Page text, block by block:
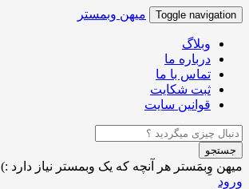
Toggle navigation میهن وبمستر
وبلاگ
درباره ما
تماس با ما
ثبت شکایت
قوانین سایت
جستجو
میهن وِبمَستر هر آنچه که یک وبمستر نیاز دارد :)
ورود